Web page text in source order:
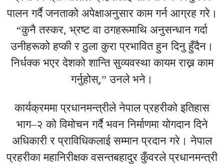
पालन गर्दै जनताको अपेक्षाअनुसार काम गर्न आग्रह गरे।
“कुनै तस्कर, भ्रष्ट वा ठगहरूमाथि अनुसन्धान गर्दा
उनीहरूको हप्की र ठुला कुरा प्रभावित हुन दिनु हुँदैन।
निर्धक्क भएर देशको शान्ति सुव्यवस्था कायम राख्न काम
गर्नुहोस्,” उनले भने।
कार्यक्रममा प्रधानमन्त्रीले नेपाल प्रहरीको इतिहास
भाग–२ को विमोचन गर्दै भवन निर्माणमा योगदान दिने
अधिकारी र प्राविधिकलाई सम्मान प्रदान गरे। नेपाल
प्रहरीका महानिरीक्षक वसन्तबहादुर कुँवरले प्रधानमन्त्री